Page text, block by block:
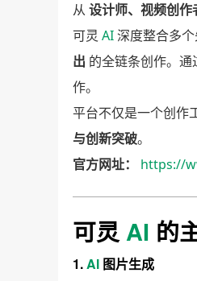
从 设计师、视频创作
可灵 AI深度整合多
出 的全链条创作。
作。
平台不仅是一个创作
与创新突破。
官方网址：
https://
可灵AI 的
1.AI 图片生成